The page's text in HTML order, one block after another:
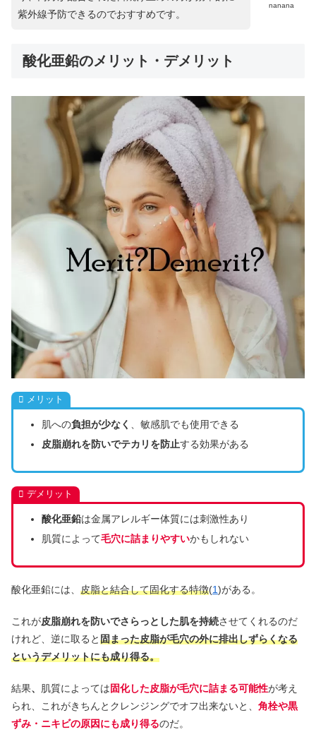
nanana
紫外線予防できるのでおすすめです。
酸化亜鉛のメリット・デメリット
メリット
肌への負担が少なく
、敏感肌でも使用できる
皮脂崩れを防いでテカリを防止する効果がある
デメリット
酸化亜鉛は金属アレルギー体質には刺激性あり
肌質によって毛穴に詰まりやすいかもしれない
酸化亜鉛には、 皮脂と結合して固化する特徴(1)がある。
これが皮脂崩れを防いでさらっとした肌を持続させてくれるのだ
けれど、逆に取ると固まった皮脂が毛穴の外に排出しずらくなる
というデメリットにも成り得る。
結果、 肌質によっては固化した皮脂が毛穴に詰まる可能性が考え
られ、これがきちんとクレンジングでオフ出来ないと、 角栓や黒
ずみ・ニキビの原因にも成り得るのだ。